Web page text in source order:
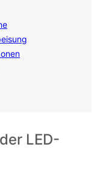
LED-